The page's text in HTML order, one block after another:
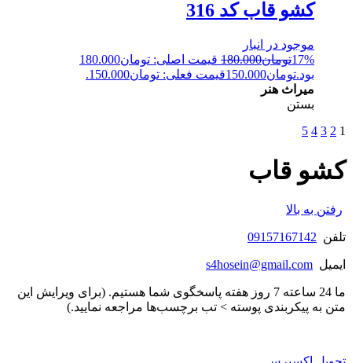
کشو قاب کد 316
موجود در انبار
17%تومان180.000
قیمت اصلی: تومان180.000
بود.تومان150.000قیمت فعلی: تومان150.000.
میراث هنر
بستن
1
2
3
4
5
کشو قاب
رفتن به بالا
تلفن 09157167142
ایمیل s4hosein@gmail.com
ما 24 ساعته 7 روز هفته پاسخگوی شما هستیم. (برای ویرایش این
متن به پیکربندی پوسته > تب برچسب‌ها مراجعه نمایید.)